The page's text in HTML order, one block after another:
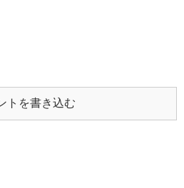
章に、カフェエプロンは見えな
いのに…) でも、舞台は純喫茶
トを書き込む